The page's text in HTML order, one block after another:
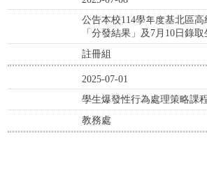
公告本校114學年度基北區
「分發結果」及7月10日錄
註冊組
2025-07-01
學生爆發性行為處理策略課
教務處